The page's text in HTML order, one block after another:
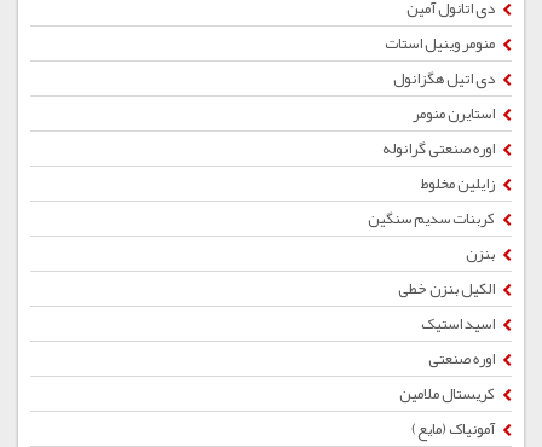
دی اتانول آمین
منومر وینیل استات
دی اتیل هگزانول
استایرن منومر
اوره صنعتی گرانوله
زایلین مخلوط
کربنات سدیم سنگین
بنزن
الکیل بنزن خطی
اسید استیک
اوره صنعتی
کریستال ملامین
آمونیاک (مایع)